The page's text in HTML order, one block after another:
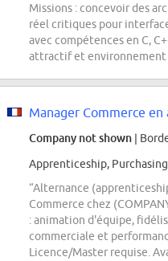
Missions : concevoir des
réel critiques pour
avec compétences en C,
attractif et environnement
Company not shown |
Apprenticeship,
“Alternance
Commerce chez
: animation d'équipe,
commerciale et
Licence/Master requise.